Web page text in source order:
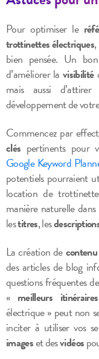
Pour optimiser le
trottinettes électriques,
bien pensée. Un
d’améliorer la visibilité
mais aussi
développement de
Commencez par
clés pertinents pour
Google Keyword
potentiels pourraient
location de
manière naturelle
lestitres, les
La création de
des articles de blog
questions fréquentes
« meilleurs itinéraires
électrique » peut non
inciter à utiliser vos
imageset desvidéos